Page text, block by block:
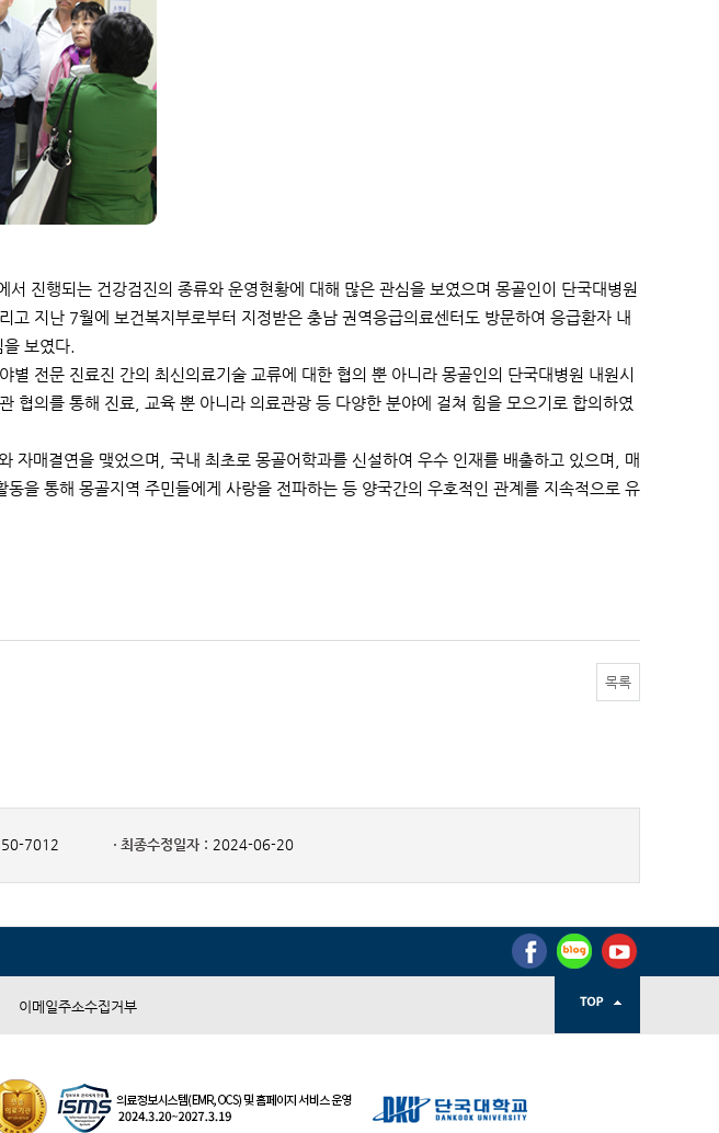
진행되는 건강검진의 종류와 운영현황에 대해 많은 관심을 보였으며 몽골인이 단국대병원
고 지난 7월에 보건복지부로부터 지정받은 충남 권역응급의료센터도 방문하여 응급환자 내
을 보였다.
별 전문 진료진 간의 최신의료기술 교류에 대한 협의 뿐 아니라 몽골인의 단국대병원 내원시
협의를 통해 진료, 교육 뿐 아니라 의료관광 등 다양한 분야에 걸쳐 힘을 모으기로 합의하였
자매결연을 맺었으며, 국내 최초로 몽골어학과를 신설하여 우수 인재를 배출하고 있으며, 매
을 통해 몽골지역 주민들에게 사랑을 전파하는 등 양국간의 우호적인 관계를 지속적으로 유
목록
7012 최종수정일자 : 2024-06-20
이메일주소수집거부